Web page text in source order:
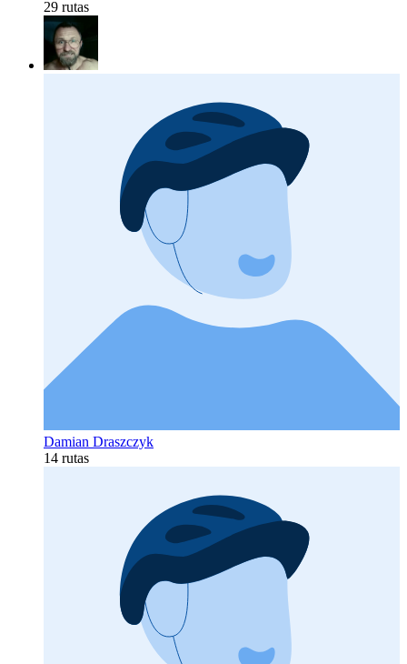
29 rutas
Damian Draszczyk
14 rutas